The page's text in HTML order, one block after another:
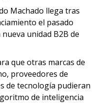
Machado llega tras
el pasado
unidad B2B de
que otras marcas de
proveedores de
de tecnología pudieran
de inteligencia